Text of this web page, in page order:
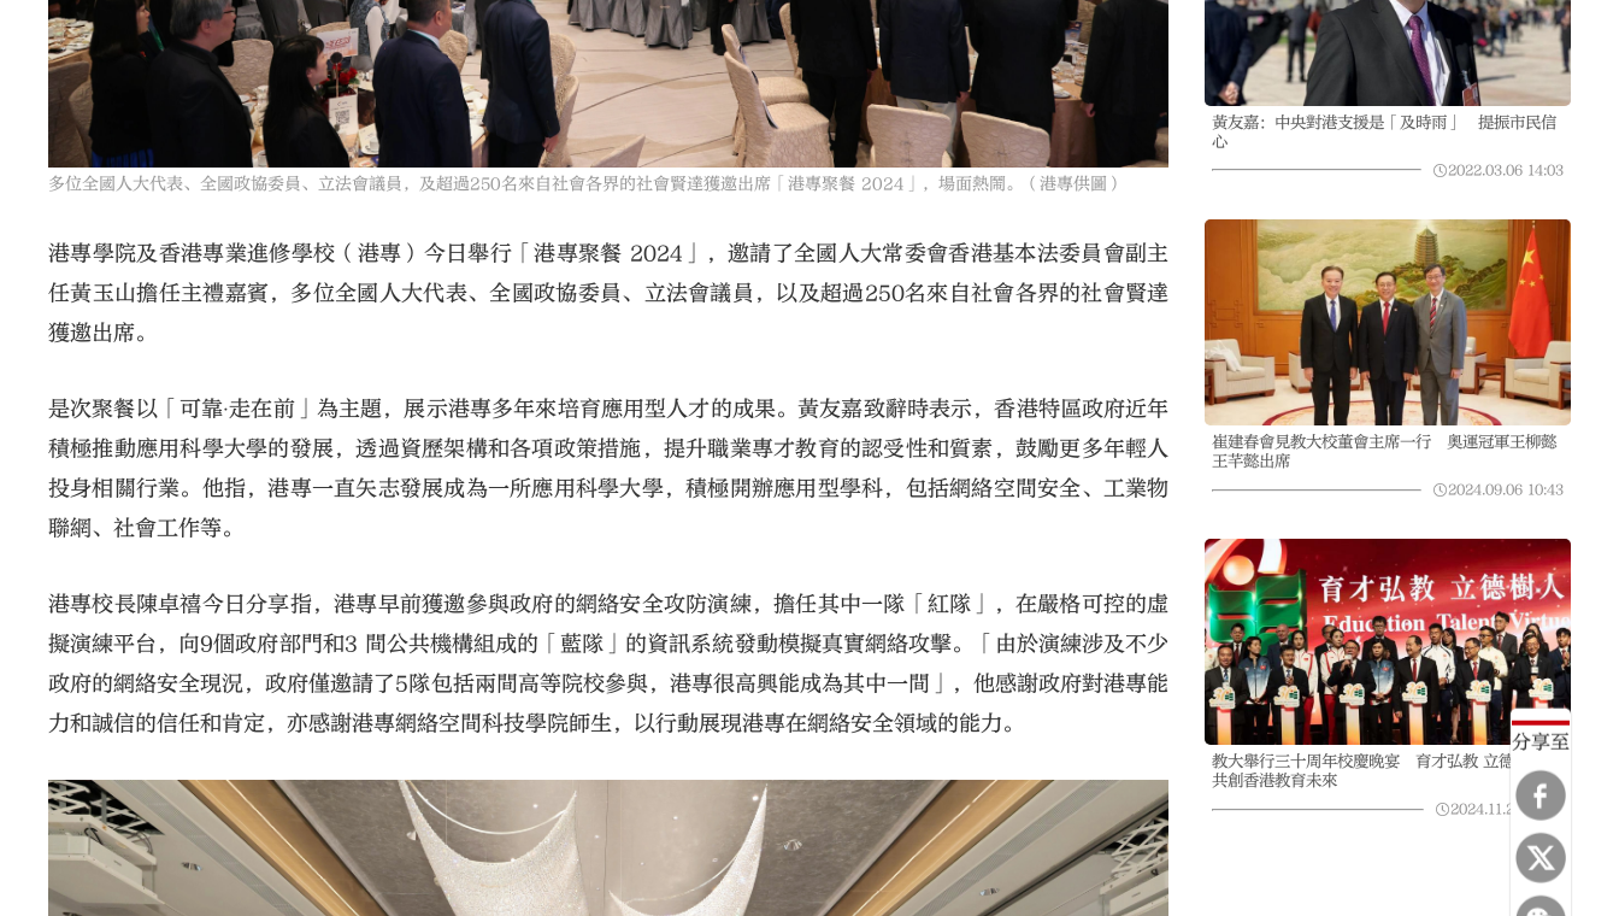
分享至
多位全國人大代表、全國政協委員、立法會議員，及超過250名來自社會各界的社會賢達獲邀出席「港專聚餐 2024」，場面熱鬧。（港專供圖）
港專學院及香港專業進修學校（港專）今日舉行「港專聚餐 2024」，邀請了全國人大常委會香港基本法委員會副主
任黃玉山擔任主禮嘉賓，多位全國人大代表、全國政協委員、立法會議員，以及超過250名來自社會各界的社會賢達
獲邀出席。
是次聚餐以「可靠‧走在前」為主題，展示港專多年來培育應用型人才的成果。黃友嘉致辭時表示，香港特區政府近年
積極推動應用科學大學的發展，透過資歷架構和各項政策措施，提升職業專才教育的認受性和質素，鼓勵更多年輕人
投身相關行業。他指，港專一直矢志發展成為一所應用科學大學，積極開辦應用型學科，包括網絡空間安全、工業物
聯網、社會工作等。
港專校長陳卓禧今日分享指，港專早前獲邀參與政府的網絡安全攻防演練，擔任其中一隊「紅隊」，在嚴格可控的虛
擬演練平台，向9個政府部門和3 間公共機構組成的「藍隊」的資訊系統發動模擬真實網絡攻擊。「由於演練涉及不少
政府的網絡安全現況，政府僅邀請了5隊包括兩間高等院校參與，港專很高興能成為其中一間」，他感謝政府對港專能
力和誠信的信任和肯定，亦感謝港專網絡空間科技學院師生，以行動展現港專在網絡安全領域的能力。
黃友嘉：中央對港支援是「及時雨」 提振市民信
心
2022.03.06 14:03
崔建春會見教大校董會主席一行 奧運冠軍王柳懿
王芊懿出席
2024.09.06 10:43
教大舉行三十周年校慶晚宴 育才弘教 立德樹人
共創香港教育未來
2024.11.25 01:46